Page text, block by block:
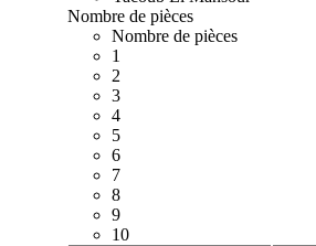
Nombre de pièces
Nombre de pièces
1
2
3
4
5
6
7
8
9
10